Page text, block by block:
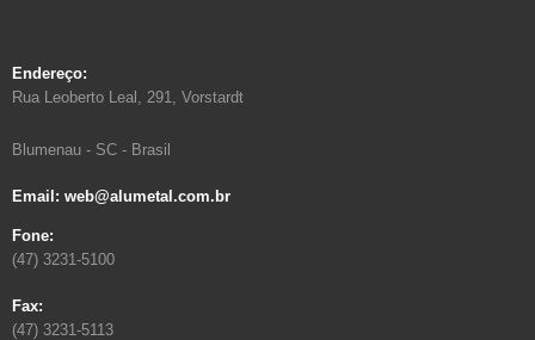
Endereço:
Rua Leoberto Leal, 291, Vorstardt
Blumenau - SC - Brasil
Email: web@alumetal.com.br
Fone:
(47) 3231-5100
Fax:
(47) 3231-5113